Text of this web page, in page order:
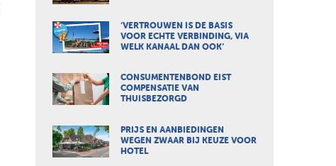
‘VERTROUWEN IS DE BASIS
VOOR ECHTE VERBINDING, VIA
WELK KANAAL DAN OOK’
CONSUMENTENBOND EIST
COMPENSATIE VAN
THUISBEZORGD
PRIJS EN AANBIEDINGEN
WEGEN ZWAAR BIJ KEUZE VOOR
HOTEL